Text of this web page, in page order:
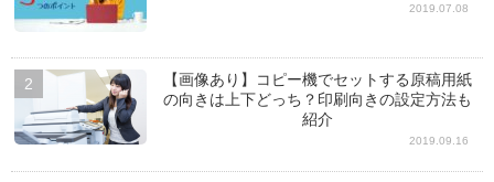
2019.07.08
【画像あり】コピー機でセットする原稿用紙
の向きは上下どっち？印刷向きの設定方法も
紹介
2019.09.16